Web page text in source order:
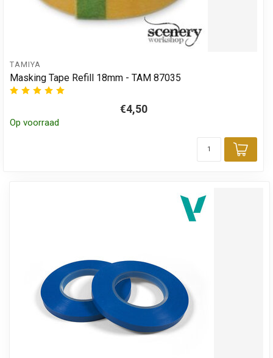
TAMIYA
Masking Tape Refill 18mm - TAM 87035
€4,50
Op voorraad